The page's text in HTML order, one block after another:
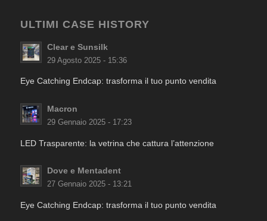
ULTIMI CASE HISTORY
Clear e Sunsilk
29 Agosto 2025 - 15:36
Eye Catching Endcap: trasforma il tuo punto vendita
Macron
29 Gennaio 2025 - 17:23
LED Trasparente: la vetrina che cattura l’attenzione
Dove e Mentadent
27 Gennaio 2025 - 13:21
Eye Catching Endcap: trasforma il tuo punto vendita